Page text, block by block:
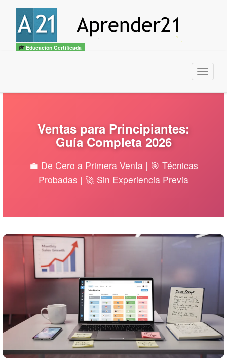
Educación Certificada
Menu
Ventas para Principiantes:
Guía Completa 2026
💼 De Cero a Primera Venta | 🎯 Técnicas
Probadas | 🚀 Sin Experiencia Previa